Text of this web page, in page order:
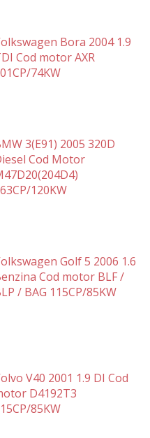
Bora 2004 1.9
Cod motor AXR
74KW
3(E91) 2005 320D
Cod Motor
120KW
Golf 5 2006 1.6
Cod motor BLF /
/ BAG 115CP/85KW
V40 2001 1.9 DI Cod
D4192T3
85KW